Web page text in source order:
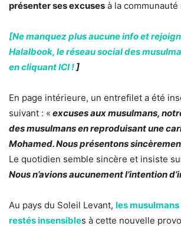
présenter ses excuses à la communauté
[Ne manquez plus aucune info et
Halalbook, le réseau social des
en cliquant ICI !]
En page intérieure, un entrefilet a été
suivant : « excuses aux musulmans,
des musulmans en reproduisant une
Mohamed. Nous présentons
Le quotidien semble sincère et insiste
Nous n’avions aucunement l’intention
Au pays du Soleil Levant, les
restés insensibles à cette nouvelle